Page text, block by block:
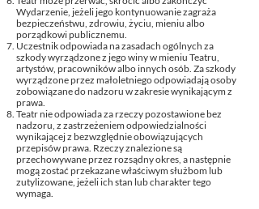
Wydarzenie, jeżeli jego kontynuowanie zagraża
bezpieczeństwu, zdrowiu, życiu, mieniu albo
porządkowi publicznemu.
Uczestnik odpowiada na zasadach ogólnych za
szkody wyrządzone z jego winy w mieniu Teatru,
artystów, pracowników albo innych osób. Za szkody
wyrządzone przez małoletniego odpowiadają osoby
zobowiązane do nadzoru w zakresie wynikającym z
prawa.
Teatr nie odpowiada za rzeczy pozostawione bez
nadzoru, z zastrzeżeniem odpowiedzialności
wynikającej z bezwzględnie obowiązujących
przepisów prawa. Rzeczy znalezione są
przechowywane przez rozsądny okres, a następnie
mogą zostać przekazane właściwym służbom lub
zutylizowane, jeżeli ich stan lub charakter tego
wymaga.